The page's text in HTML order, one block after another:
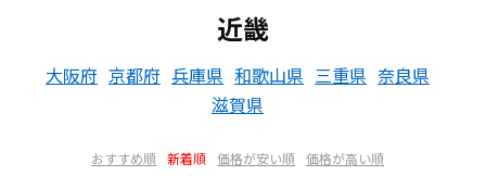
近畿
大阪府 京都府 兵庫県 和歌山県 三重県 奈良県
滋賀県
おすすめ順 新着順 価格が安い順 価格が高い順